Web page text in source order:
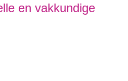
en vakkundige